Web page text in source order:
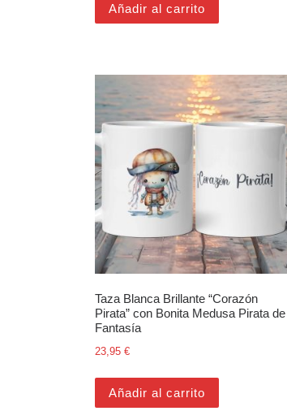
Añadir al carrito
Taza Blanca Brillante “Corazón
Pirata” con Bonita Medusa Pirata de
Fantasía
23,95 €
Añadir al carrito